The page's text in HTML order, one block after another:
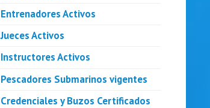
Entrenadores Activos
Jueces Activos
Instructores Activos
Pescadores Submarinos vigentes
Credenciales y Buzos Certificados